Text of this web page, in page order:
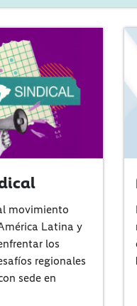
movimiento
Latina y
los
regionales
sede en